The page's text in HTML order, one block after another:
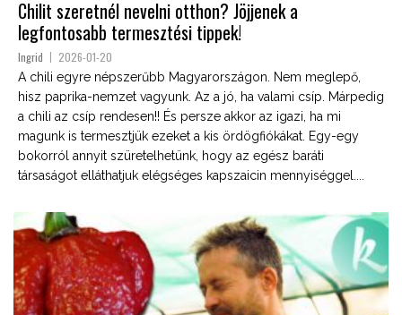
Chilit szeretnél nevelni otthon? Jöjjenek a
legfontosabb termesztési tippek!
Ingrid 2026-01-20
A chili egyre népszerűbb Magyarországon. Nem meglepő,
hisz paprika-nemzet vagyunk. Az a jó, ha valami csíp. Márpedig
a chili az csíp rendesen!! És persze akkor az igazi, ha mi
magunk is termesztjük ezeket a kis ördögfiókákat. Egy-egy
bokorról annyit szüretelhetünk, hogy az egész baráti
társaságot elláthatjuk elégséges kapszaicin mennyiséggel....